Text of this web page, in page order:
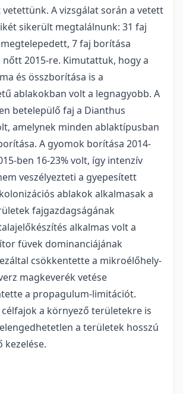
A vizsgálat során a vetett
sikerült megtalálnunk: 31 faj
7 faj borítása
2015-re. Kimutattuk, hogy a
és összborítása is a
ablakokban volt a legnagyobb. A
betelepülő faj a Dianthus
amelynek minden ablaktípusban
A gyomok borítása 2014-
ben 16-23% volt, így intenzív
veszélyezteti a gyepesített
ablakok alkalmasak a
fajgazdagságának
alkalmas volt a
füvek dominanciájának
csökkentette a mikroélőhely-
magkeverék vetése
a propagulum-limitációt.
a környező területekre is
a területek hosszú
kezelése.